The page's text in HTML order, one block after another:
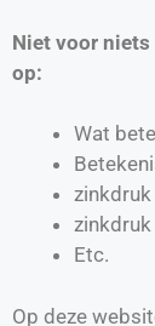
Niet voor
op:
Wat
Etc.
Op deze